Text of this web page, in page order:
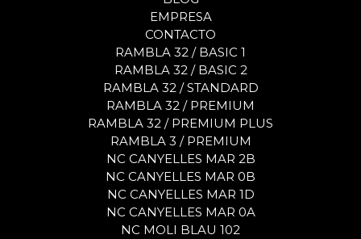
EMPRESA
CONTACTO
RAMBLA 32 / BASIC 1
RAMBLA 32 / BASIC 2
RAMBLA 32 / STANDARD
RAMBLA 32 / PREMIUM
RAMBLA 32 / PREMIUM PLUS
RAMBLA 3 / PREMIUM
NC CANYELLES MAR 2B
NC CANYELLES MAR 0B
NC CANYELLES MAR 1D
NC CANYELLES MAR 0A
NC MOLI BLAU 102